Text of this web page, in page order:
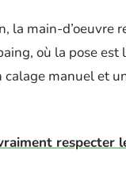
la main-d’oeuvre
où la pose
manuel et
respecter